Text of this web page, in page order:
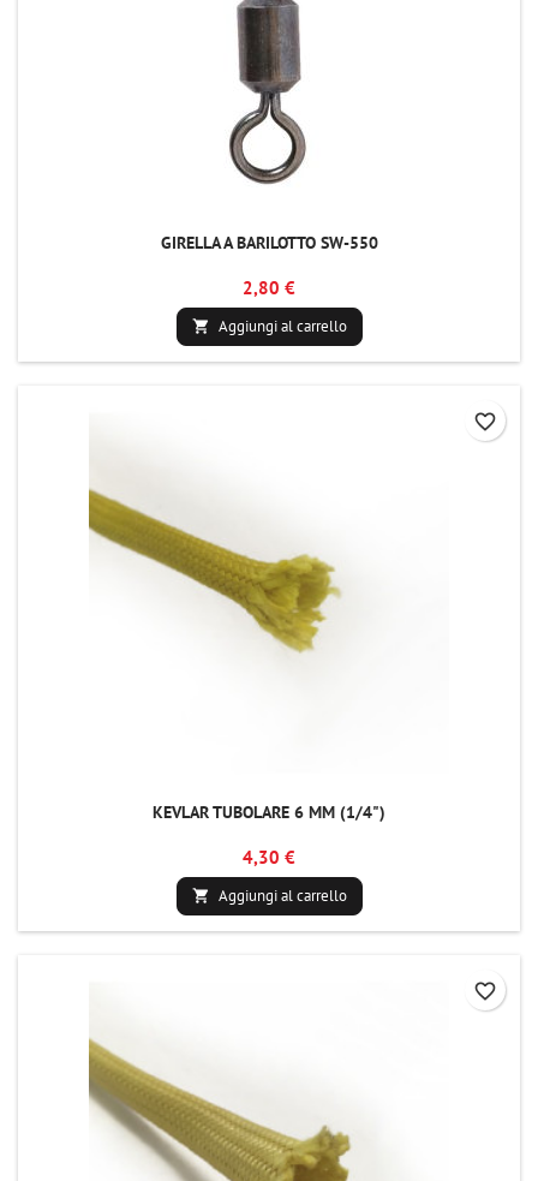
GIRELLA A BARILOTTO SW-550
2,80 €
 Aggiungi al carrello
KEVLAR TUBOLARE 6 MM (1/4")
4,30 €
 Aggiungi al carrello
favorite_border
favorite_border